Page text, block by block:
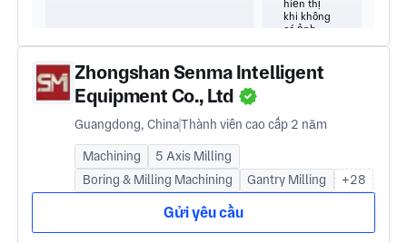
Zhongshan Senma Intelligent
Equipment Co., Ltd
Guangdong, ChinaThành viên cao cấp 2 năm
Machining
5 Axis Milling
Boring & Milling Machining
Gantry Milling +28
Gửi yêu cầu